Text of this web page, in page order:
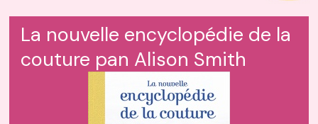
La nouvelle encyclopédie de la
couture pan Alison Smith